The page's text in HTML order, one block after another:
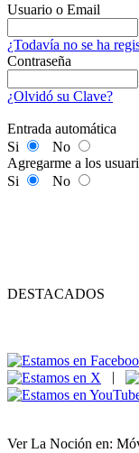
Usuario o Email
¿Todavía no se ha
Contraseña
¿Olvidó su Clave?
Entrada automática
Si
No
Agregarme a los
Si
No
DESTACADOS
|
Ver La Noción en: